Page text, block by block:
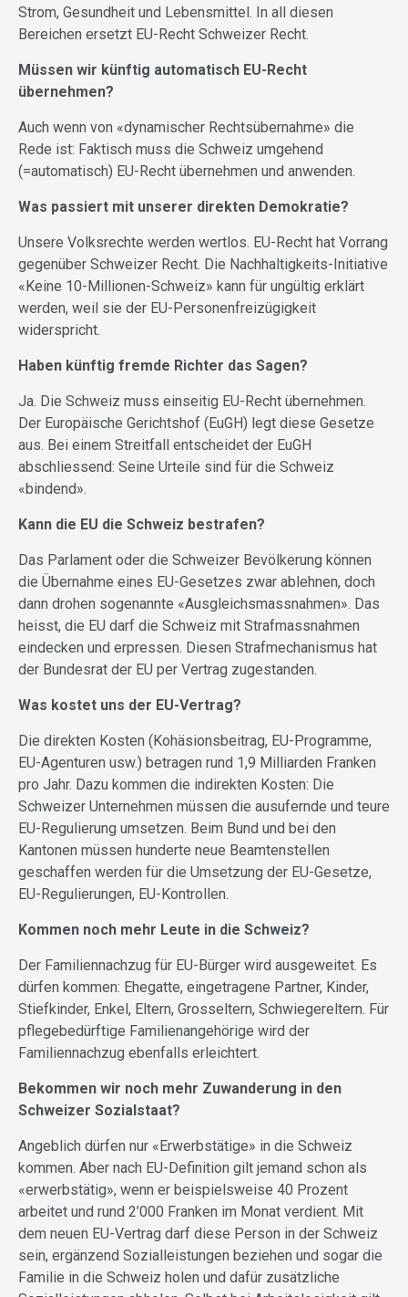
Strom, Gesundheit und Lebensmittel. In all diesen
Bereichen ersetzt EU-Recht Schweizer Recht.
Müssen wir künftig automatisch EU-Recht
übernehmen?
Auch wenn von «dynamischer Rechtsübernahme» die
Rede ist: Faktisch muss die Schweiz umgehend
(=automatisch) EU-Recht übernehmen und anwenden.
Was passiert mit unserer direkten Demokratie?
Unsere Volksrechte werden wertlos. EU-Recht hat Vorrang
gegenüber Schweizer Recht. Die Nachhaltigkeits-Initiative
«Keine 10-Millionen-Schweiz» kann für ungültig erklärt
werden, weil sie der EU-Personenfreizügigkeit
widerspricht.
Haben künftig fremde Richter das Sagen?
Ja. Die Schweiz muss einseitig EU-Recht übernehmen.
Der Europäische Gerichtshof (EuGH) legt diese Gesetze
aus. Bei einem Streitfall entscheidet der EuGH
abschliessend: Seine Urteile sind für die Schweiz
«bindend».
Kann die EU die Schweiz bestrafen?
Das Parlament oder die Schweizer Bevöl­kerung können
die Übernahme eines EU-­Gesetzes zwar ablehnen, doch
dann drohen sogenannte «Ausgleichsmassnahmen». Das
heisst, die EU darf die Schweiz mit Strafmassnahmen
eindecken und erpressen. Diesen Strafmechanismus hat
der Bundesrat der EU per Vertrag zugestanden.
Was kostet uns der EU-Vertrag?
Die direkten Kosten (Kohäsionsbeitrag, EU-Programme,
EU-Agenturen usw.) betragen rund 1,9 Milliarden Franken
pro Jahr. Dazu kommen die indirekten Kosten: Die
Schweizer Unternehmen müssen die ausufernde und teure
EU-Regulierung umsetzen. Beim Bund und bei den
Kantonen müssen hunderte neue Beamtenstellen
geschaffen werden für die Umsetzung der EU-Gesetze,
EU-Regulierungen, EU-Kontrollen.
Kommen noch mehr Leute in die Schweiz?
Der Familiennachzug für EU-Bürger wird ausgeweitet. Es
dürfen kommen: Ehegatte, eingetragene Partner, Kinder,
Stiefkinder, Enkel, Eltern, Grosseltern, Schwiegereltern. Für
pflegebedürftige Familienangehörige wird der
Familiennachzug ebenfalls erleichtert.
Bekommen wir noch mehr Zuwanderung in den
Schweizer Sozialstaat?
Angeblich dürfen nur «Erwerbstätige» in die Schweiz
kommen. Aber nach EU-Definition gilt jemand schon als
«erwerbstätig», wenn er beispielsweise 40 Prozent
arbeitet und rund 2’000 Franken im Monat verdient. Mit
dem neuen EU-Vertrag darf diese Person in der Schweiz
sein, ergänzend Sozialleistungen beziehen und sogar die
Familie in die Schweiz holen und dafür zusätzliche